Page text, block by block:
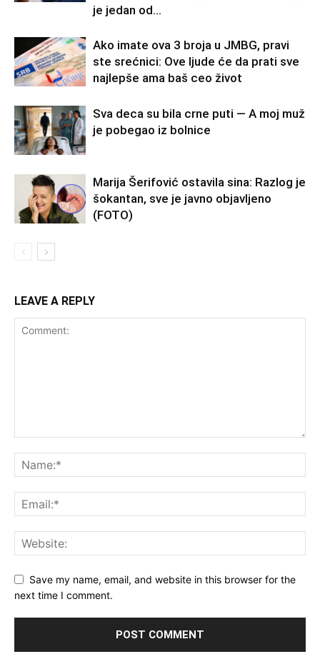
je jedan od...
Ako imate ova 3 broja u JMBG, pravi
ste srećnici: Ove ljude će da prati sve
najlepše ama baš ceo život
Sva deca su bila crne puti — A moj muž
je pobegao iz bolnice
Marija Šerifović ostavila sina: Razlog je
šokantan, sve je javno objavljeno
(FOTO)
LEAVE A REPLY
Save my name, email, and website in this browser for the
next time I comment.